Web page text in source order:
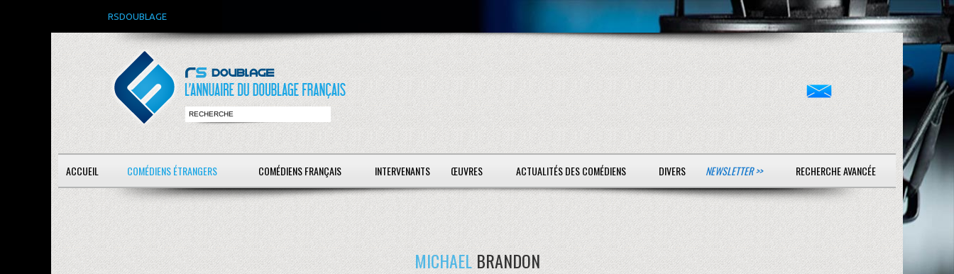
RSDOUBLAGE
ACCUEIL COMÉDIENS ÉTRANGERS COMÉDIENS FRANÇAIS INTERVENANTS ŒUVRES ACTUALITÉS DES COMÉDIENS DIVERS NEWSLETTER >> RECHERCHE AVANCÉE
MICHAELBRANDON